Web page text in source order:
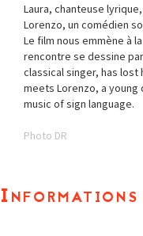
Laura, chanteuse
Lorenzo, un comédien
Le film nous emmène à
rencontre se dessine
classical singer, has lost
meets Lorenzo, a
music of sign language.
Photo DR